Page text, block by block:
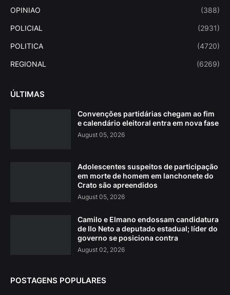
OPINIAO (388)
POLICIAL (2931)
POLITICA (4720)
REGIONAL (6269)
ÚLTIMAS
Convenções partidárias chegam ao fim
e calendário eleitoral entra em nova fase
August 05, 2026
Adolescentes suspeitos de participação
em morte de homem em lanchonete do
Crato são apreendidos
August 05, 2026
Camilo e Elmano endossam candidatura
de Ilo Neto a deputado estadual; líder do
governo se posiciona contra
August 02, 2026
POSTAGENS POPULARES